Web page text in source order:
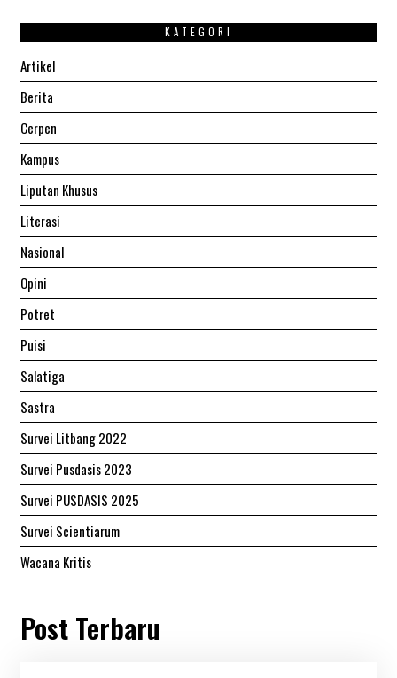
KATEGORI
Artikel
Berita
Cerpen
Kampus
Liputan Khusus
Literasi
Nasional
Opini
Potret
Puisi
Salatiga
Sastra
Survei Litbang 2022
Survei Pusdasis 2023
Survei PUSDASIS 2025
Survei Scientiarum
Wacana Kritis
Post Terbaru